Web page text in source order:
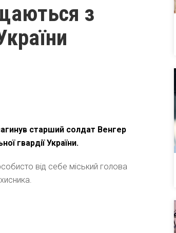
з
старший солдат Венгер
гвардії України.
від себе міський голова